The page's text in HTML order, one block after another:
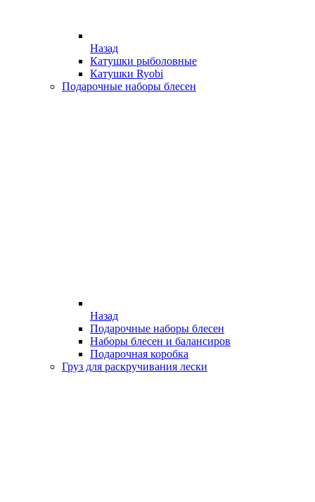
Назад
Катушки рыболовные
Катушки Ryobi
Подарочные наборы блесен
Назад
Подарочные наборы блесен
Наборы блесен и балансиров
Подарочная коробка
Груз для раскручивания лески